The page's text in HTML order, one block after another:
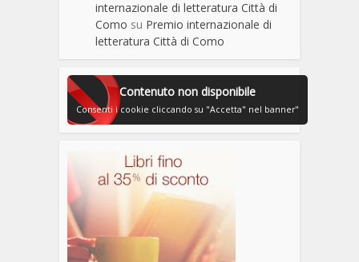
internazionale di letteratura Città di
Como su Premio internazionale di
letteratura Città di Como
Contenuto non disponibile
Consenti i cookie cliccando su "Accetta" nel banner"